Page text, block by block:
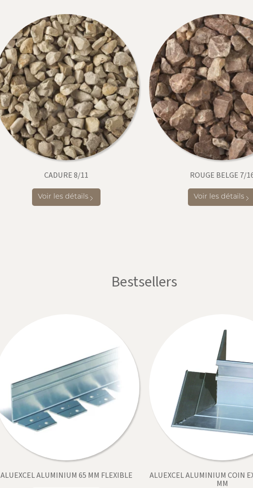
CADURE 8/11
Voir les détails
ROUGE BELGE 7/
Voir les détails
Bestsellers
ALUEXCEL ALUMINIUM 65 MM FLEXIBLE ALUEXCEL ALUMINIUM COIN
MM